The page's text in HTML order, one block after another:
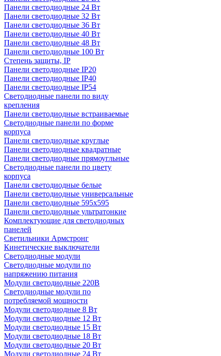
Панели светодиодные 24 Вт
Панели светодиодные 32 Вт
Панели светодиодные 36 Вт
Панели светодиодные 40 Вт
Панели светодиодные 48 Вт
Панели светодиодные 100 Вт
Степень защиты, IP
Панели светодиодные IP20
Панели светодиодные IP40
Панели светодиодные IP54
Светодиодные панели по виду
крепления
Панели светодиодные встраиваемые
Светодиодные панели по форме
корпуса
Панели светодиодные круглые
Панели светодиодные квадратные
Панели светодиодные прямоугльные
Светодиодные панели по цвету
корпуса
Панели светодиодные белые
Панели светодиодные универсальные
Панели светодиодные 595х595
Панели светодиодные ультратонкие
Комплектующие для светодиодных
панелей
Светильники Армстронг
Кинетические выключатели
Светодиодные модули
Светодиодные модули по
напряжению питания
Модули светодиодные 220В
Светодиодные модули по
потребляемой мощности
Модули светодиодные 8 Вт
Модули светодиодные 12 Вт
Модули светодиодные 15 Вт
Модули светодиодные 18 Вт
Модули светодиодные 20 Вт
Модули светодиодные 24 Вт